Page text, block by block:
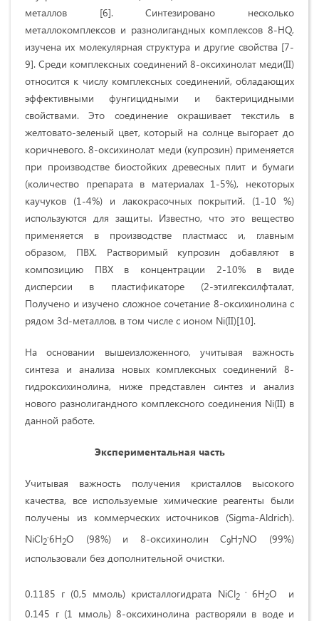
металлов [6]. Синтезировано несколько
металлокомплексов и разнолигандных комплексов 8-HQ,
изучена их молекулярная структура и другие свойства [7-
9]. Среди комплексных соединений 8-оксихинолат меди(II)
относится к числу комплексных соединений, обладающих
эффективными фунгицидными и бактерицидными
свойствами. Это соединение окрашивает текстиль в
желтовато-зеленый цвет, который на солнце выгорает до
коричневого. 8-оксихинолат меди (купрозин) применяется
при производстве биостойких древесных плит и бумаги
(количество препарата в материалах 1-5%), некоторых
каучуков (1-4%) и лакокрасочных покрытий. (1-10 %)
используются для защиты. Известно, что это вещество
применяется в производстве пластмасс и, главным
образом, ПВХ. Растворимый купрозин добавляют в
композицию ПВХ в концентрации 2-10% в виде
дисперсии в пластификаторе (2-этилгексилфталат,
Получено и изучено сложное сочетание 8-оксихинолина с
рядом 3d-металлов, в том числе с ионом Ni(II)[10].
На основании вышеизложенного, учитывая важность
синтеза и анализа новых комплексных соединений 8-
гидроксихинолина, ниже представлен синтез и анализ
нового разнолигандного комплексного соединения Ni(II) в
данной работе.
Экспериментальная часть
Учитывая важность получения кристаллов высокого
качества, все используемые химические реагенты были
получены из коммерческих источников (Sigma-Aldrich).
NiCl2
.6H2O (98%) и 8-оксихинолин C9H7NO (99%)
использовали без дополнительной очистки.
0.1185 г (0,5 ммоль) кристаллогидрата NiCl2
. 6H2O и
0.145 г (1 ммоль) 8-оксихинолина растворяли в воде и